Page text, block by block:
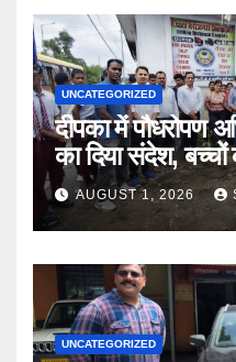
UNCATEGORIZED
दीपका में पौधरोपण
का दिया संदेश, बच्चों
बताए।
AUGUST 1, 2026
UNCATEGORIZED